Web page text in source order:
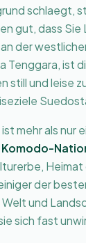
schlaegt,
gut, dass Sie
der
Tenggara, ist
still und leise
mehr als nur
Komodo-
der
und
sich fast